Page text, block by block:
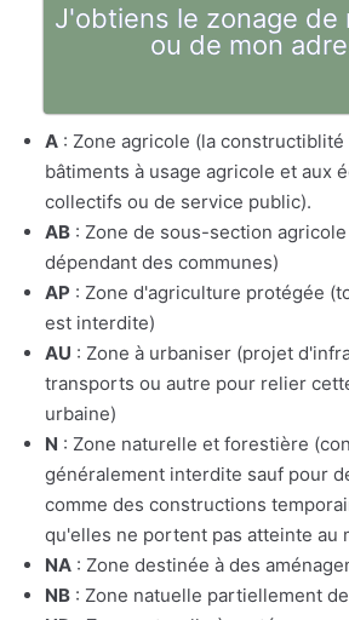
J'obtiens le zonage de
ou de mon
A : Zone agricole (la
bâtiments à usage agricole et aux
collectifs ou de service public).
AB : Zone de sous-section
dépendant des communes)
AP : Zone d'agriculture protégée
est interdite)
AU : Zone à urbaniser (projet
transports ou autre pour relier
urbaine)
N : Zone naturelle et forestière
généralement interdite sauf pour
comme des constructions
qu'elles ne portent pas atteinte au
NA : Zone destinée à des
NB : Zone natuelle partiellement